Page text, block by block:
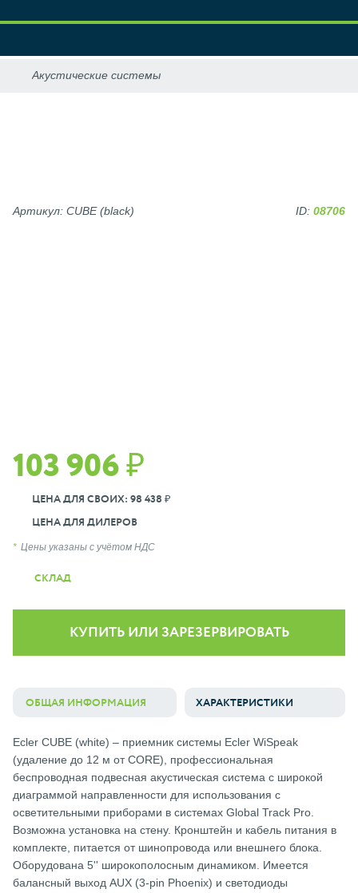
103 906 ₽
ЦЕНА ДЛЯ СВОИХ: 98 438 ₽
ЦЕНА ДЛЯ ДИЛЕРОВ
Цены указаны с учётом НДС
СКЛАД
Артикул: CUBE (black) ID: 08706
КУПИТЬ ИЛИ ЗАРЕЗЕРВИРОВАТЬ
ОБЩАЯ ИНФОРМАЦИЯ ХАРАКТЕРИСТИКИ
Ecler CUBE (white) – приемник системы Ecler WiSpeak
(удаление до 12 м от CORE), профессиональная
беспроводная подвесная акустическая система с широкой
диаграммой направленности для использования с
осветительными приборами в системах Global Track Pro.
Возможна установка на стену. Кронштейн и кабель питания в
комплекте, питается от шинопровода или внешнего блока.
Оборудована 5'' широкополосным динамиком. Имеется
балансный выход AUX (3-pin Phoenix) и светодиоды